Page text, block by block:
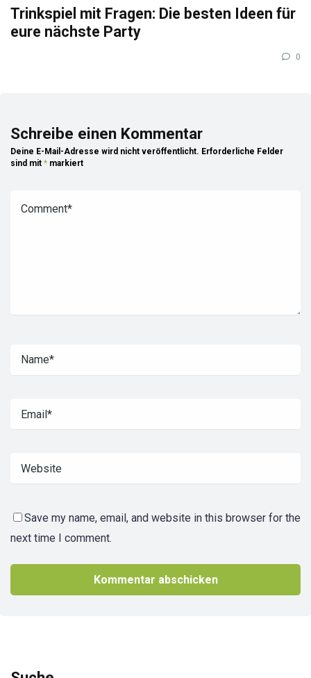
Trinkspiel mit Fragen: Die besten Ideen für
eure nächste Party
0
Schreibe einen Kommentar
Deine E-Mail-Adresse wird nicht veröffentlicht. Erforderliche Felder
sind mit * markiert
Save my name, email, and website in this browser for the
next time I comment.